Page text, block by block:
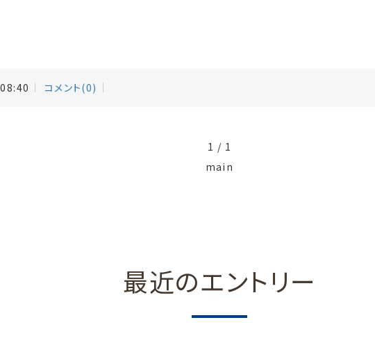
コメント(0)
1 / 1
main
最近のエントリー